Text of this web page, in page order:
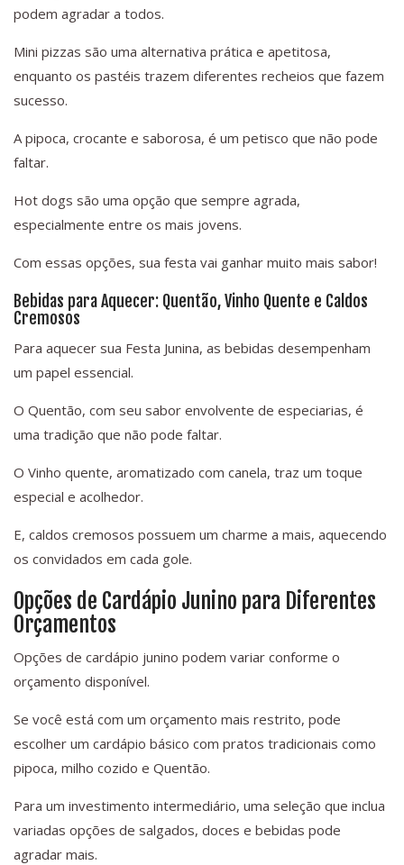
podem agradar a todos.
Mini pizzas são uma alternativa prática e apetitosa,
enquanto os pastéis trazem diferentes recheios que fazem
sucesso.
A pipoca, crocante e saborosa, é um petisco que não pode
faltar.
Hot dogs são uma opção que sempre agrada,
especialmente entre os mais jovens.
Com essas opções, sua festa vai ganhar muito mais sabor!
Bebidas para Aquecer: Quentão, Vinho Quente e Caldos
Cremosos
Para aquecer sua Festa Junina, as bebidas desempenham
um papel essencial.
O Quentão, com seu sabor envolvente de especiarias, é
uma tradição que não pode faltar.
O Vinho quente, aromatizado com canela, traz um toque
especial e acolhedor.
E, caldos cremosos possuem um charme a mais, aquecendo
os convidados em cada gole.
Opções de Cardápio Junino para Diferentes
Orçamentos
Opções de cardápio junino podem variar conforme o
orçamento disponível.
Se você está com um orçamento mais restrito, pode
escolher um cardápio básico com pratos tradicionais como
pipoca, milho cozido e Quentão.
Para um investimento intermediário, uma seleção que inclua
variadas opções de salgados, doces e bebidas pode
agradar mais.